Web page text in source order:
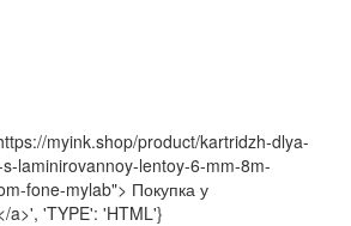
myink.shop/product/kartridzh-dlya-
laminirovannoy-lentoy-6-mm-8m-
fone-mylab"> Покупка у
a>', 'TYPE': 'HTML'}